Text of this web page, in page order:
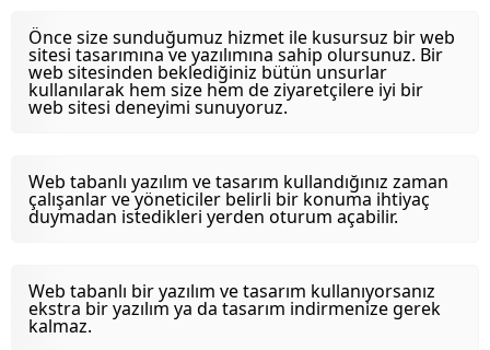
Önce size sunduğumuz hizmet ile kusursuz bir web
sitesi tasarımına ve yazılımına sahip olursunuz. Bir
web sitesinden beklediğiniz bütün unsurlar
kullanılarak hem size hem de ziyaretçilere iyi bir
web sitesi deneyimi sunuyoruz.
Web tabanlı yazılım ve tasarım kullandığınız zaman
çalışanlar ve yöneticiler belirli bir konuma ihtiyaç
duymadan istedikleri yerden oturum açabilir.
Web tabanlı bir yazılım ve tasarım kullanıyorsanız
ekstra bir yazılım ya da tasarım indirmenize gerek
kalmaz.